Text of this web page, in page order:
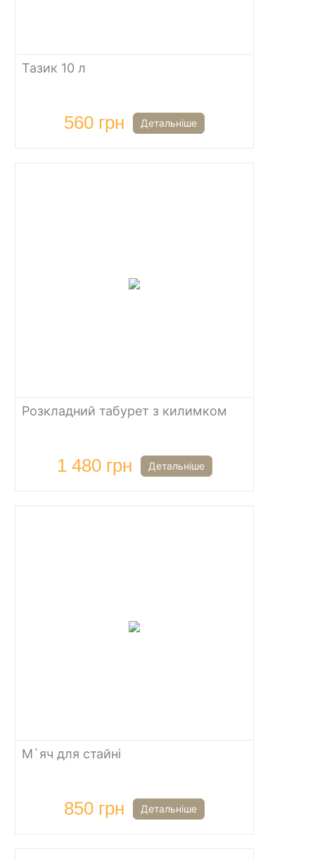
Тазик 10 л
560 грн Детальніше
Розкладний табурет з килимком
1 480 грн Детальніше
М`яч для стайні
850 грн Детальніше